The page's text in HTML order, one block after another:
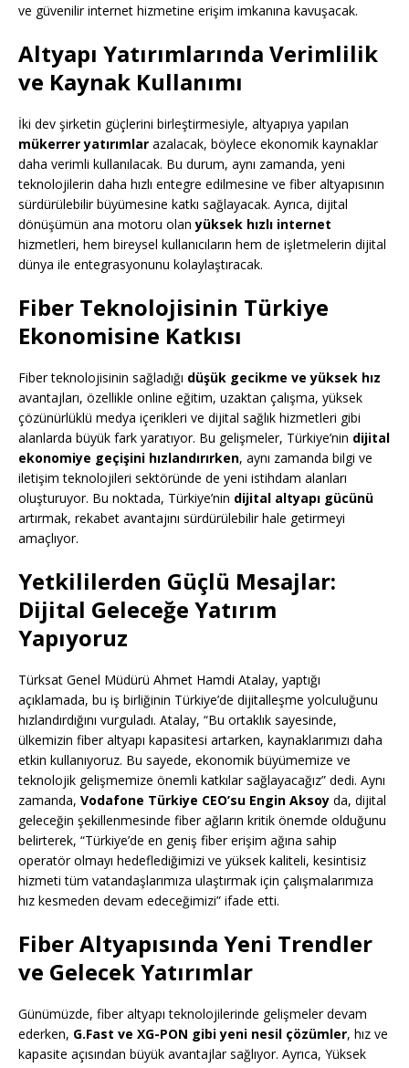
ve güvenilir internet hizmetine erişim imkanına kavuşacak.
Altyapı Yatırımlarında Verimlilik
ve Kaynak Kullanımı
İki dev şirketin güçlerini birleştirmesiyle, altyapıya yapılan
mükerrer yatırımlar azalacak, böylece ekonomik kaynaklar
daha verimli kullanılacak. Bu durum, aynı zamanda, yeni
teknolojilerin daha hızlı entegre edilmesine ve fiber altyapısının
sürdürülebilir büyümesine katkı sağlayacak. Ayrıca, dijital
dönüşümün ana motoru olanyüksek hızlı internet
hizmetleri, hem bireysel kullanıcıların hem de işletmelerin dijital
dünya ile entegrasyonunu kolaylaştıracak.
Fiber Teknolojisinin Türkiye
Ekonomisine Katkısı
Fiber teknolojisinin sağladığı düşük gecikme ve yüksek hız
avantajları, özellikle online eğitim, uzaktan çalışma, yüksek
çözünürlüklü medya içerikleri ve dijital sağlık hizmetleri gibi
alanlarda büyük fark yaratıyor. Bu gelişmeler, Türkiye’nin dijital
ekonomiye geçişini hızlandırırken, aynı zamanda bilgi ve
iletişim teknolojileri sektöründe de yeni istihdam alanları
oluşturuyor. Bu noktada, Türkiye’nin dijital altyapı gücünü
artırmak, rekabet avantajını sürdürülebilir hale getirmeyi
amaçlıyor.
Yetkililerden Güçlü Mesajlar:
Dijital Geleceğe Yatırım
Yapıyoruz
Türksat Genel Müdürü Ahmet Hamdi Atalay, yaptığı
açıklamada, bu iş birliğinin Türkiye’de dijitalleşme yolculuğunu
hızlandırdığını vurguladı. Atalay, “Bu ortaklık sayesinde,
ülkemizin fiber altyapı kapasitesi artarken, kaynaklarımızı daha
etkin kullanıyoruz. Bu sayede, ekonomik büyümemize ve
teknolojik gelişmemize önemli katkılar sağlayacağız” dedi. Aynı
zamanda, Vodafone Türkiye CEO’su Engin Aksoy da, dijital
geleceğin şekillenmesinde fiber ağların kritik önemde olduğunu
belirterek, “Türkiye’de en geniş fiber erişim ağına sahip
operatör olmayı hedeflediğimizi ve yüksek kaliteli, kesintisiz
hizmeti tüm vatandaşlarımıza ulaştırmak için çalışmalarımıza
hız kesmeden devam edeceğimizi” ifade etti.
Fiber Altyapısında Yeni Trendler
ve Gelecek Yatırımlar
Günümüzde, fiber altyapı teknolojilerinde gelişmeler devam
ederken, G.Fast ve XG-PON gibi yeni nesil çözümler, hız ve
kapasite açısından büyük avantajlar sağlıyor. Ayrıca, Yüksek